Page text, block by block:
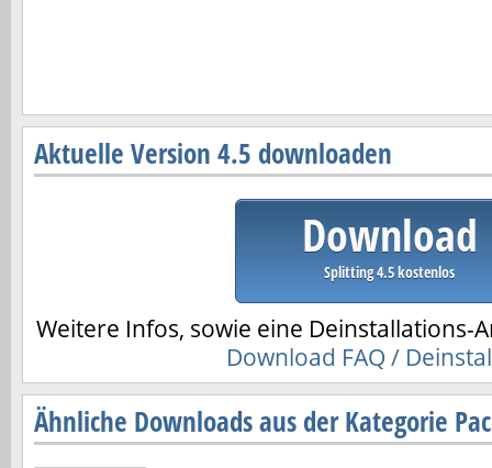
Aktuelle Version 4.5 downloaden
Download
Splitting 4.5 kostenlos
Weitere Infos, sowie eine Deinstallations-
Download FAQ /
Ähnliche Downloads aus der Kategorie